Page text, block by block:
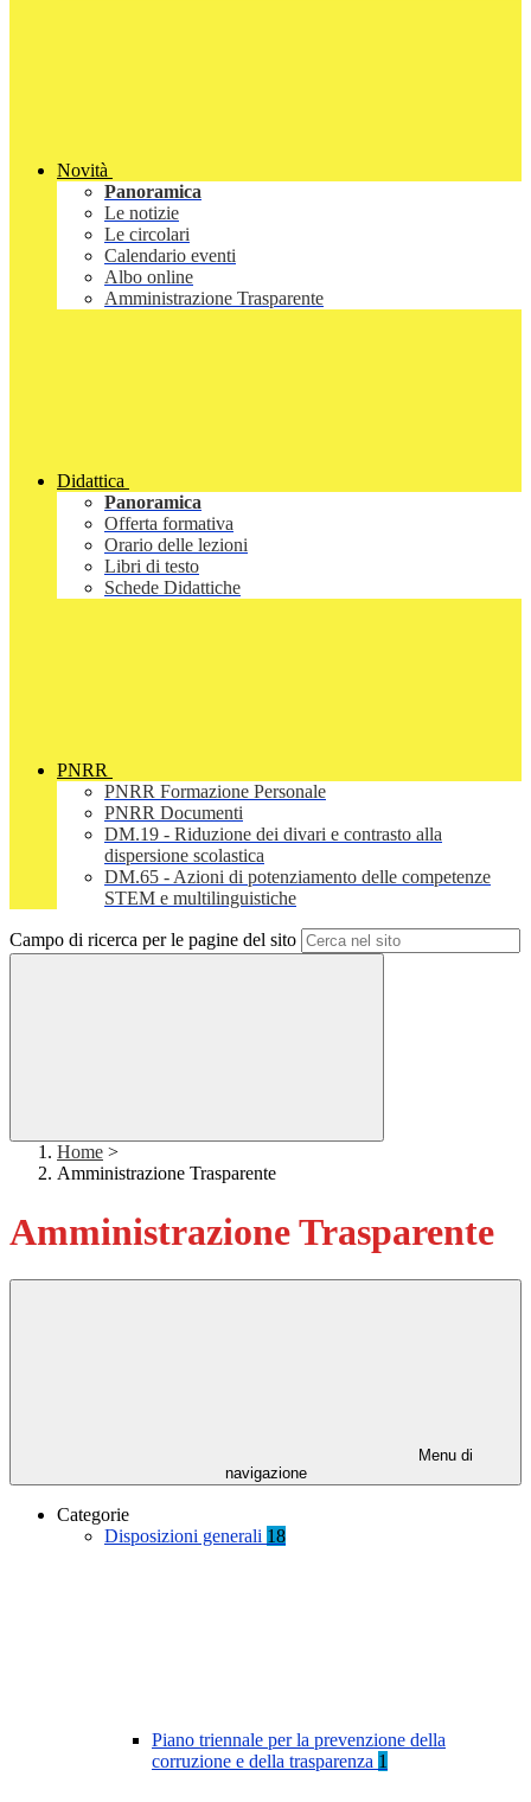
Novità
Panoramica
Le notizie
Le circolari
Calendario eventi
Albo online
Amministrazione Trasparente
Didattica
Panoramica
Offerta formativa
Orario delle lezioni
Libri di testo
Schede Didattiche
PNRR
PNRR Formazione Personale
PNRR Documenti
DM.19 - Riduzione dei divari e contrasto alla
dispersione scolastica
DM.65 - Azioni di potenziamento delle competenze
STEM e multilinguistiche
Campo di ricerca per le pagine del sito
Home >
Amministrazione Trasparente
Amministrazione Trasparente
Menu di
navigazione
Categorie
Disposizioni generali 18
Piano triennale per la prevenzione della
corruzione e della trasparenza 1